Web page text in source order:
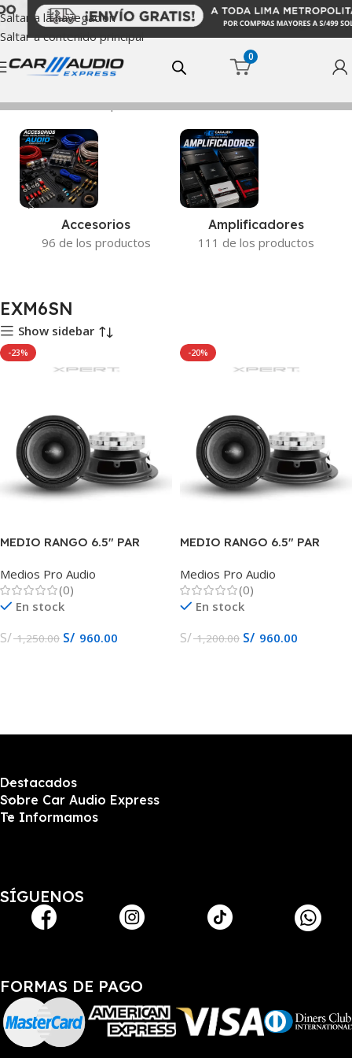
Saltar a la navegación
Saltar a contenido principal
0
Inicio Productos etiquetados “EXM6SN”
Accesorios
96 de los productos
Amplificadores
111 de los productos
EXM6SN
Show sidebar
-23%
MEDIO RANGO 6.5″ PAR
Medios Pro Audio
(0)
En stock
S/1,250.00 S/ 960.00
-20%
MEDIO RANGO 6.5″ PAR
Medios Pro Audio
(0)
En stock
S/1,200.00 S/ 960.00
Destacados
Sobre Car Audio Express
Te Informamos
SÍGUENOS
FORMAS DE PAGO